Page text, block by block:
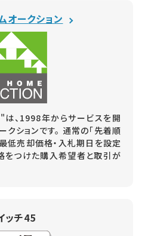
オークション
は、1998年からサービスを開
ションです。 通常の「先着順
低売却価格・入札期日を設定
をつけた購入希望者と取引が
ッチ45